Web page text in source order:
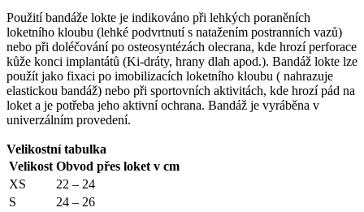
Použití bandáže lokte je indikováno při lehkých poraněních
loketního kloubu (lehké podvrtnutí s natažením postranních vazů)
nebo při doléčování po osteosyntézách olecrana, kde hrozí perforace
kůže konci implantátů (Ki-dráty, hrany dlah apod.). Bandáž lokte lze
použít jako fixaci po imobilizacích loketního kloubu ( nahrazuje
elastickou bandáž) nebo při sportovních aktivitách, kde hrozí pád na
loket a je potřeba jeho aktivní ochrana. Bandáž je vyráběna v
univerzálním provedení.
Velikostní tabulka
Velikost Obvod přes loket v cm
XS
22 – 24
S
24 – 26